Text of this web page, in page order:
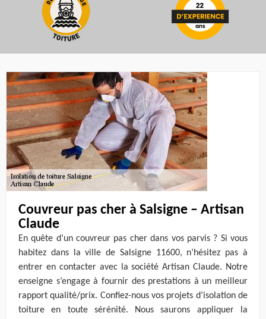
Couvreur pas cher à Salsigne – Artisan
Claude
En quête d’un couvreur pas cher dans vos parvis ? Si vous
habitez dans la ville de Salsigne 11600, n’hésitez pas à
entrer en contacter avec la société Artisan Claude. Notre
enseigne s’engage à fournir des prestations à un meilleur
rapport qualité/prix. Confiez-nous vos projets d’isolation de
toiture en toute sérénité. Nous saurons appliquer la